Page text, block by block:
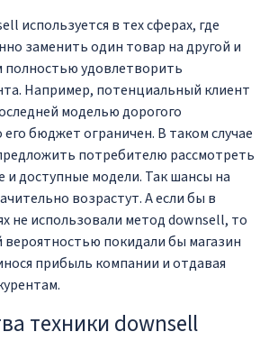
используется в тех сферах, где
заменить один товар на другой и
полностью удовлетворить
Например, потенциальный клиент
моделью дорогого
бюджет ограничен. В таком случае
потребителю рассмотреть
и доступные модели. Так шансы на
возрастут. А если бы в
не использовали метод downsell, то
покидали бы магазин
прибыль компании и отдавая
техники downsell